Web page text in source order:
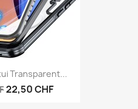
Transparent...
22,50 CHF